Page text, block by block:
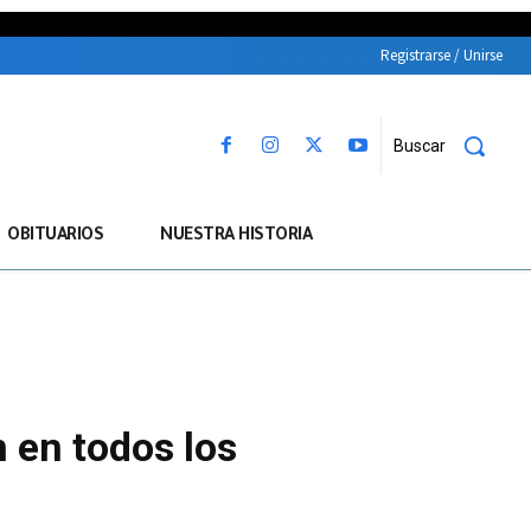
Registrarse / Unirse
Buscar
OBITUARIOS NUESTRA HISTORIA
en todos los